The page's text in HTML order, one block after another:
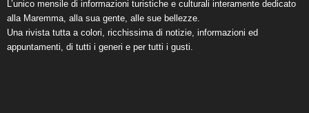
L’unico mensile di informazioni turistiche e culturali interamente dedicato
alla Maremma, alla sua gente, alle sue bellezze.
Una rivista tutta a colori, ricchissima di notizie, informazioni ed
appuntamenti, di tutti i generi e per tutti i gusti.